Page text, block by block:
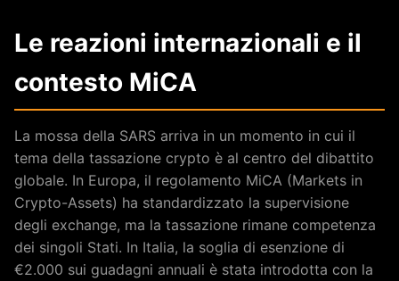
Le reazioni internazionali e il
contesto MiCA
La mossa della SARS arriva in un momento in cui il
tema della tassazione crypto è al centro del dibattito
globale. In Europa, il regolamento MiCA (Markets in
Crypto-Assets) ha standardizzato la supervisione
degli exchange, ma la tassazione rimane competenza
dei singoli Stati. In Italia, la soglia di esenzione di
€2.000 sui guadagni annuali è stata introdotta con la